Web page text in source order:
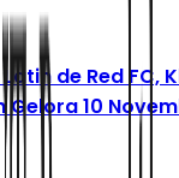
de Red FC,
Gelora 10